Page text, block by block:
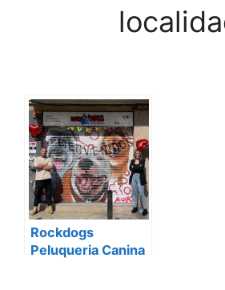
Rockdogs
Peluqueria Canina